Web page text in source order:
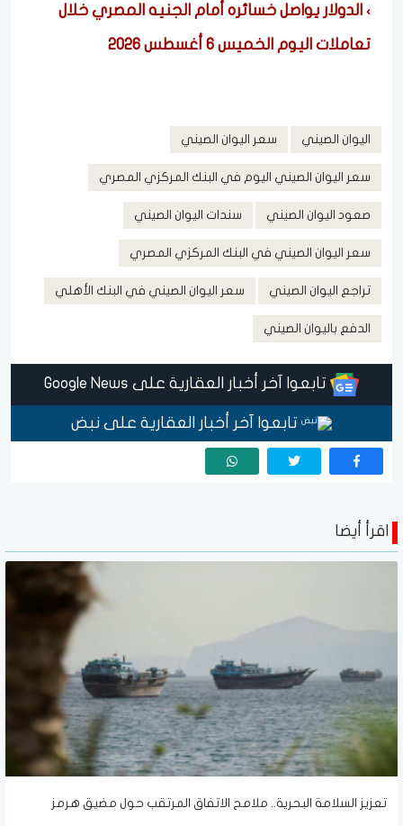
الدولار يواصل خسائره أمام الجنيه المصري خلال
تعاملات اليوم الخميس 6 أغسطس 2026
اليوان الصيني سعر اليوان الصيني
سعر اليوان الصيني اليوم في البنك المركزي المصري
صعود اليوان الصيني سندات اليوان الصيني
سعر اليوان الصيني في البنك المركزي المصري
تراجع اليوان الصيني سعر اليوان الصيني في البنك الأهلي
الدفع باليوان الصيني
تابعوا آخر أخبار العقارية على Google News
تابعوا آخر أخبار العقارية على نبض
اقرأ أيضا
تعزيز السلامة البحرية.. ملامح الاتفاق المرتقب حول مضيق هرمز